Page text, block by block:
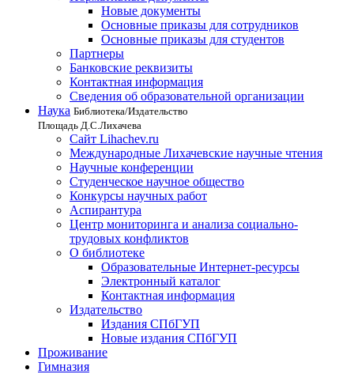
Новые документы
Основные приказы для сотрудников
Основные приказы для студентов
Партнеры
Банковские реквизиты
Контактная информация
Сведения об образовательной организации
Наука Библиотека/Издательство
Площадь Д.С.Лихачева
Сайт Lihachev.ru
Международные Лихачевские научные чтения
Научные конференции
Студенческое научное общество
Конкурсы научных работ
Аспирантура
Центр мониторинга и анализа социально-
трудовых конфликтов
О библиотеке
Образовательные Интернет-ресурсы
Электронный каталог
Контактная информация
Издательство
Издания СПбГУП
Новые издания СПбГУП
Проживание
Гимназия